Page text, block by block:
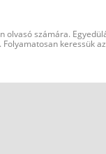
számára.
keressük